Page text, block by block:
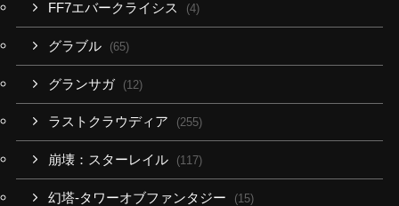
FF7エバークライシス (4)
グラブル (65)
グランサガ (12)
ラストクラウディア (255)
崩壊：スターレイル (117)
幻塔-タワーオブファンタジー (15)